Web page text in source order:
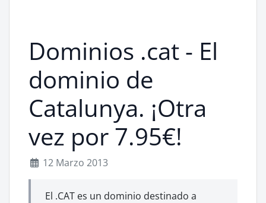
Dominios .cat - El
dominio de
Catalunya. ¡Otra
vez por 7.95€!
12 Marzo 2013
El .CAT es un dominio destinado a